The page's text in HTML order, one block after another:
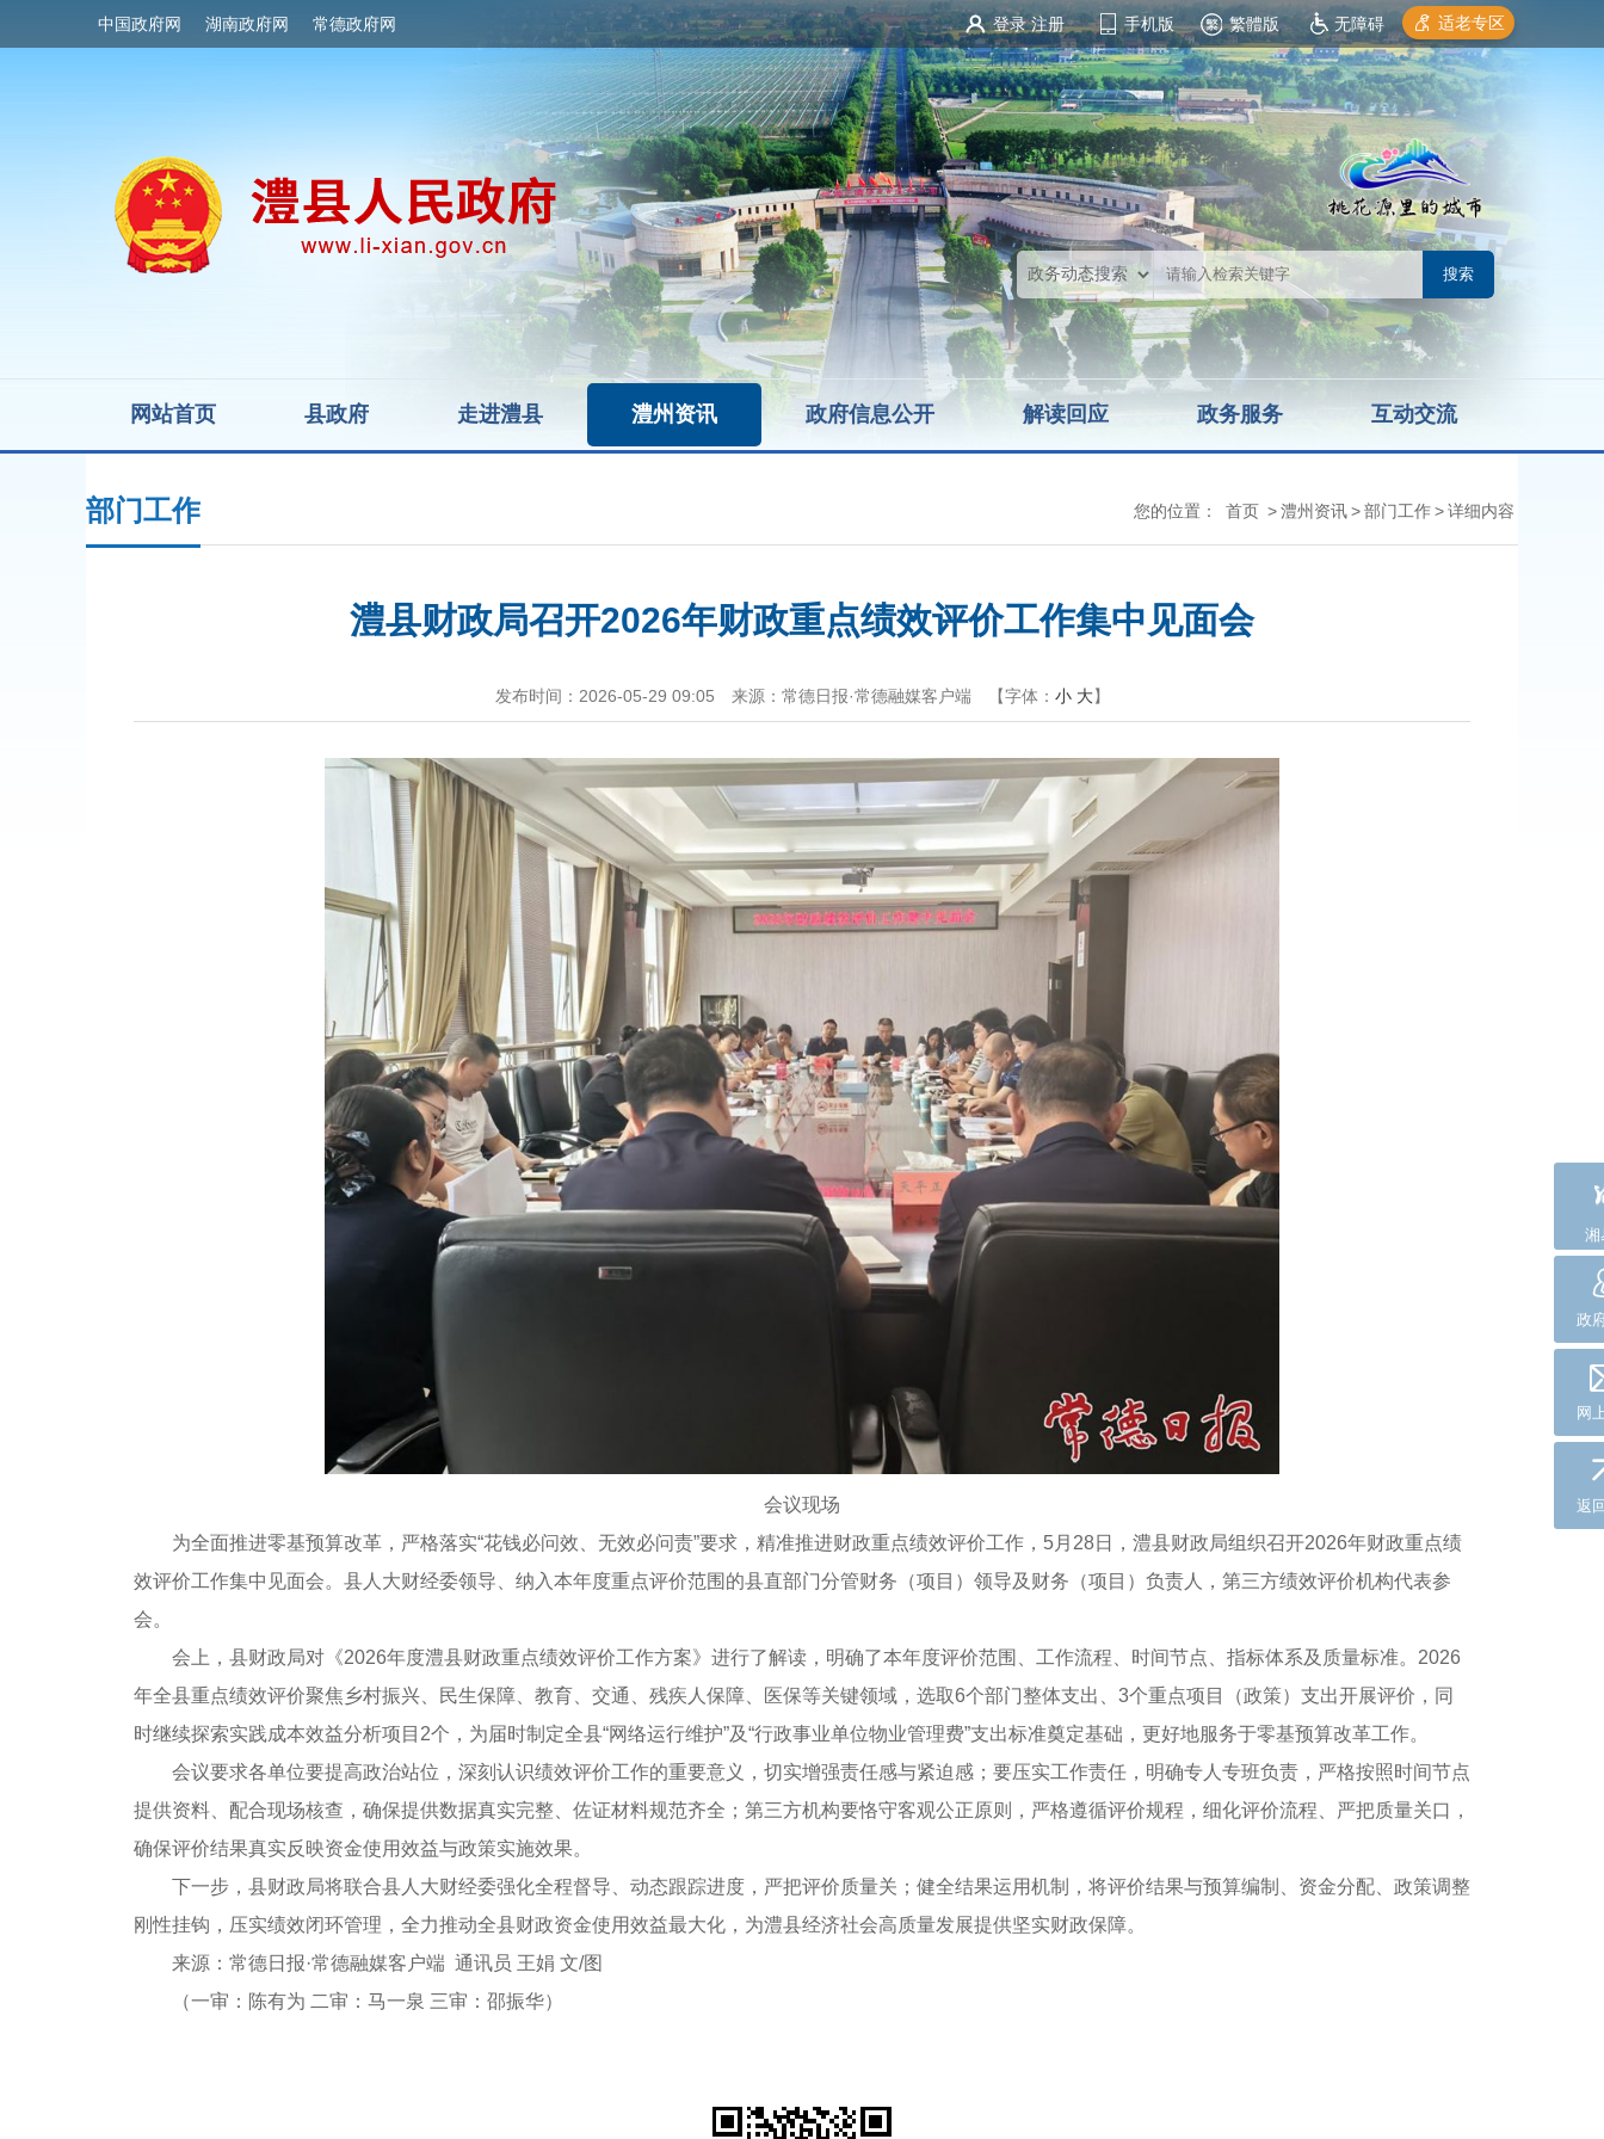
登录 注册 手机版 繁體版 无障碍 适老专区
中国政府网 湖南政府网 常德政府网
网站首页 县政府 走进澧县 澧州资讯 政府信息公开 解读回应 政务服务 互动交流
您的位置： 首页 >澧州资讯>部门工作>详细内容
部门工作
澧县财政局召开2026年财政重点绩效评价工作集中见面会
发布时间：2026-05-29 09:05 来源：常德日报·常德融媒客户端 【字体： 小 大】
会议现场
为全面推进零基预算改革，严格落实“花钱必问效、无效必问责”要求，精准推进财政重点绩效评价工作，5月28日，澧县财政局组织召开2026年财政重点绩
效评价工作集中见面会。县人大财经委领导、纳入本年度重点评价范围的县直部门分管财务（项目）领导及财务（项目）负责人，第三方绩效评价机构代表参
会。
会上，县财政局对《2026年度澧县财政重点绩效评价工作方案》进行了解读，明确了本年度评价范围、工作流程、时间节点、指标体系及质量标准。2026
年全县重点绩效评价聚焦乡村振兴、民生保障、教育、交通、残疾人保障、医保等关键领域，选取6个部门整体支出、3个重点项目（政策）支出开展评价，同
时继续探索实践成本效益分析项目2个，为届时制定全县“网络运行维护”及“行政事业单位物业管理费”支出标准奠定基础，更好地服务于零基预算改革工作。
会议要求各单位要提高政治站位，深刻认识绩效评价工作的重要意义，切实增强责任感与紧迫感；要压实工作责任，明确专人专班负责，严格按照时间节点
提供资料、配合现场核查，确保提供数据真实完整、佐证材料规范齐全；第三方机构要恪守客观公正原则，严格遵循评价规程，细化评价流程、严把质量关口，
确保评价结果真实反映资金使用效益与政策实施效果。
下一步，县财政局将联合县人大财经委强化全程督导、动态跟踪进度，严把评价质量关；健全结果运用机制，将评价结果与预算编制、资金分配、政策调整
刚性挂钩，压实绩效闭环管理，全力推动全县财政资金使用效益最大化，为澧县经济社会高质量发展提供坚实财政保障。
来源：常德日报·常德融媒客户端 通讯员 王娟 文/图
（一审：陈有为 二审：马一泉 三审：邵振华）
湘
政
网
返